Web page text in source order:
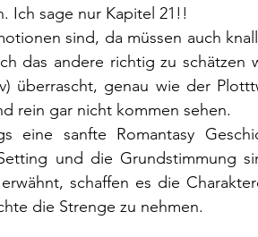
Ich sage nur Kapitel 21!!
sind, da müssen auch
das andere richtig zu schätzen
überrascht, genau wie der
rein gar nicht kommen sehen.
eine sanfte Romantasy
und die Grundstimmung
schaffen es die
die Strenge zu nehmen.